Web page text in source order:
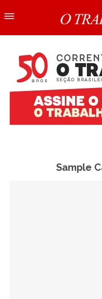
Sample